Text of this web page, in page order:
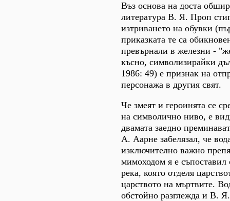
Въз основа на доста
литература В. Я. Проп
изтриването на обувки
приказката те са
превърнали в железни -
късно, символизирайки
1986: 49) е признак на
персонажа в другия свят.
Че змеят и героинята се
на символично ниво, е
двамата заедно
А. Аарне забелязал, че
изключително важно
мимоходом я е съпоставил
река, която отделя
царството на мъртвите.
обстойно разглежда и В.